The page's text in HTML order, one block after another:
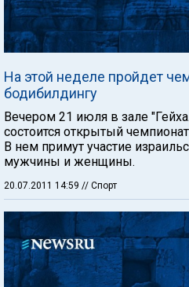
На этой неделе пройдет
бодибилдингу
Вечером 21 июля в зале
состоится открытый
В нем примут участие
мужчины и женщины.
20.07.2011 14:59 // Спорт